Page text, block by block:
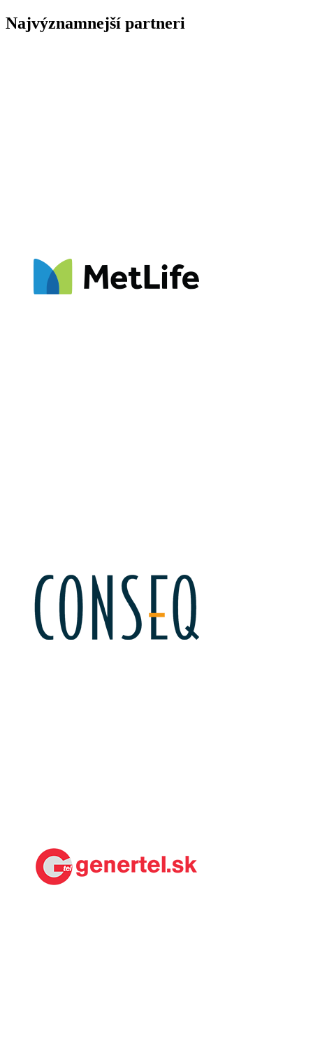
Najvýznamnejší partneri